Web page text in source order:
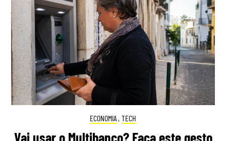
ECONOMIA , TECH
Vai usar o Multibanco? Faça este gesto